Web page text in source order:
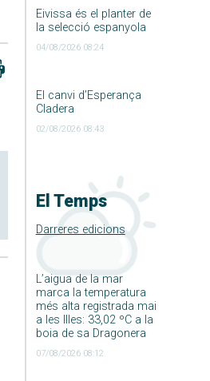
Eivissa és el planter de
la selecció espanyola
04/08/2026 08:24
El canvi d’Esperança
Cladera
02/08/2026 08:43
El Temps
Darreres edicions
L’aigua de la mar
marca la temperatura
més alta registrada mai
a les Illes: 33,02 ºC a la
boia de sa Dragonera
07/08/2026 08:12